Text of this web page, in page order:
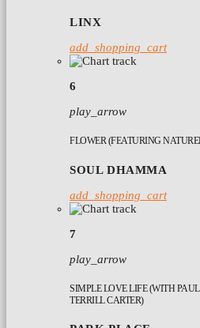
LINX
add_shopping_cart
6
play_arrow
FLOWER (FEATURING
SOUL DHAMMA
add_shopping_cart
7
play_arrow
SIMPLE LOVE LIFE (WITH
TERRILL CARTER)